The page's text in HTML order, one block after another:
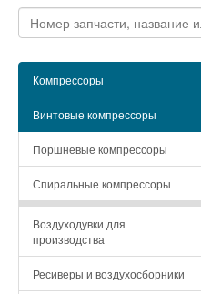
Компрессоры
Винтовые компрессоры
Поршневые компрессоры
Спиральные компрессоры
Воздуходувки для
производства
Ресиверы и воздухосборники